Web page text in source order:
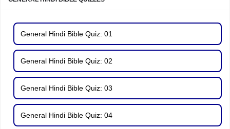
General Hindi Bible Quiz: 01
General Hindi Bible Quiz: 02
General Hindi Bible Quiz: 03
General Hindi Bible Quiz: 04